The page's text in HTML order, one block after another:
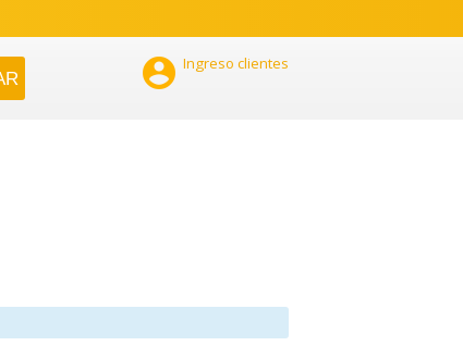
 Ingreso clientes